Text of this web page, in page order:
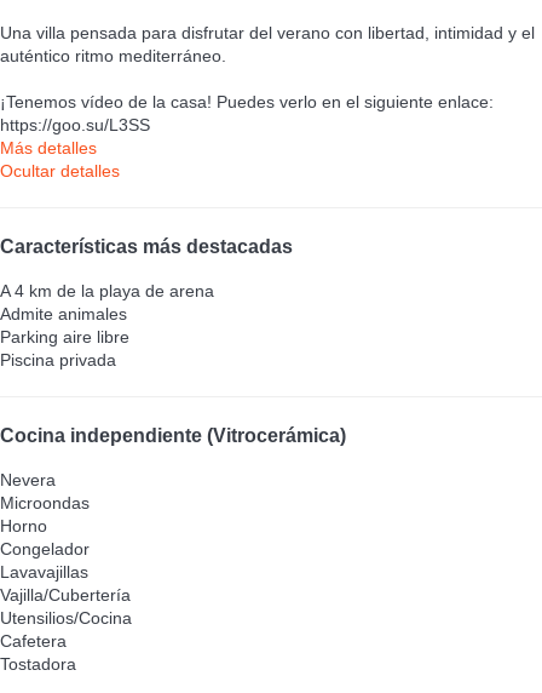
Una villa pensada para disfrutar del verano con libertad, intimidad y el
auténtico ritmo mediterráneo.
¡Tenemos vídeo de la casa! Puedes verlo en el siguiente enlace:
https://goo.su/L3SS
Más detalles
Ocultar detalles
Características más destacadas
A 4 km de la playa de arena
Admite animales
Parking aire libre
Piscina privada
Cocina independiente (Vitrocerámica)
Nevera
Microondas
Horno
Congelador
Lavavajillas
Vajilla/Cubertería
Utensilios/Cocina
Cafetera
Tostadora